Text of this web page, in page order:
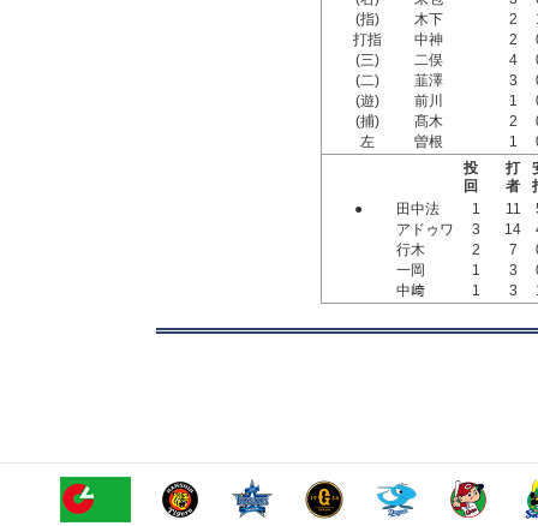
(指)
木下 2
打指
中神 2
(三)
二俣 4
(二)
韮澤 3
(遊)
前川 1
(捕)
髙木 2
左
曽根 1
投
回
打
者
●
田中法 1 11
アドゥワ
3 14
行木
2 7
一岡
1 3
中﨑
1 3